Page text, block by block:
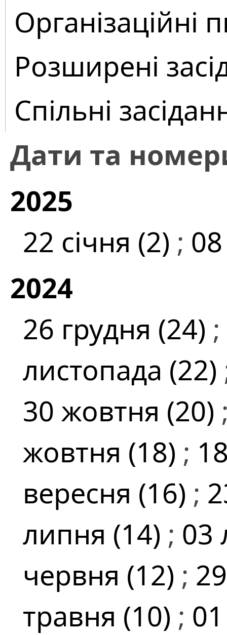
Організаційні
Розширені
Спільні
Дати та
2025
22 січня (2) ;
2024
26 грудня (24) ;
листопада (22)
30 жовтня (20)
жовтня (18) ;
вересня (16) ;
липня (14) ; 03
червня (12) ;
травня (10) ;